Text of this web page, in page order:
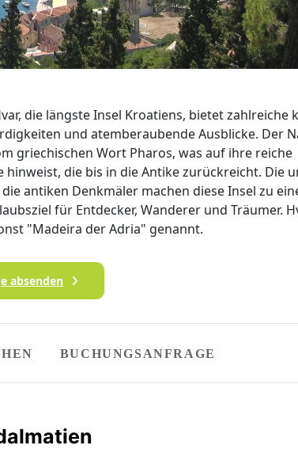
die längste Insel Kroatiens, bietet zahlreiche
und atemberaubende Ausblicke. Der
griechischen Wort Pharos, was auf ihre reiche
hinweist, die bis in die Antike zurückreicht. Die
antiken Denkmäler machen diese Insel zu
für Entdecker, Wanderer und Träumer.
"Madeira der Adria" genannt.
absenden
BUCHUNGSANFRAGE